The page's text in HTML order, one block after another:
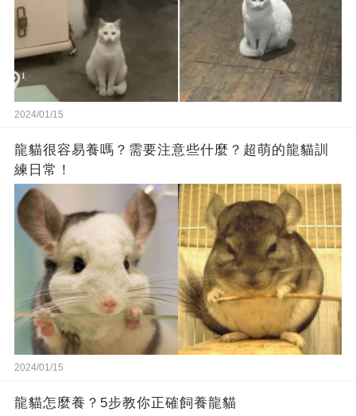
2024/01/15
龍貓很容易養嗎？需要注意些什麼？超萌的龍貓訓
練日常！
2024/01/15
龍貓怎麼養？5步教你正確飼養龍貓